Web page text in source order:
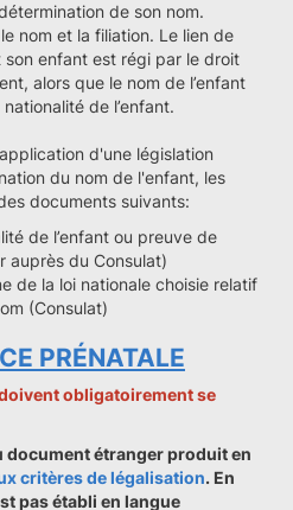
de son nom.
nom et la filiation. Le lien de
enfant est régi par le droit
alors que le nom de l’enfant
de l’enfant.
d'une législation
du nom de l'enfant, les
documents suivants:
de l’enfant ou preuve de
auprès du Consulat)
de la loi nationale choisie relatif
(Consulat)
PRÉNATALE
obligatoirement se
document étranger produit en
critères de légalisation. En
pas établi en langue